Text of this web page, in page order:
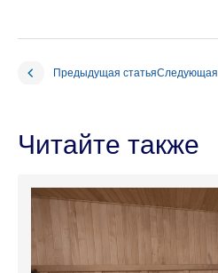
Предыдущая статьяСледующая
Читайте также